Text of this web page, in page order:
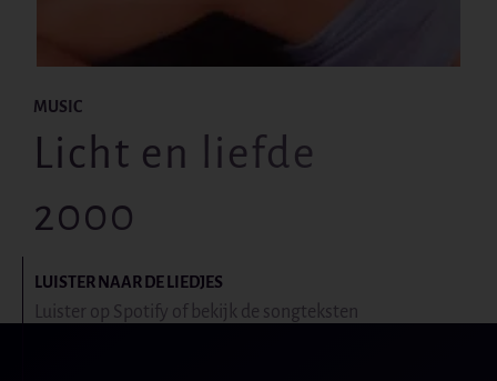
MUSIC
Licht en liefde
2000
LUISTER NAAR DE LIEDJES
Luister op Spotify of bekijk de songteksten